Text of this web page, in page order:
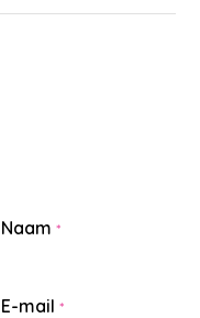
Naam*
E-mail*